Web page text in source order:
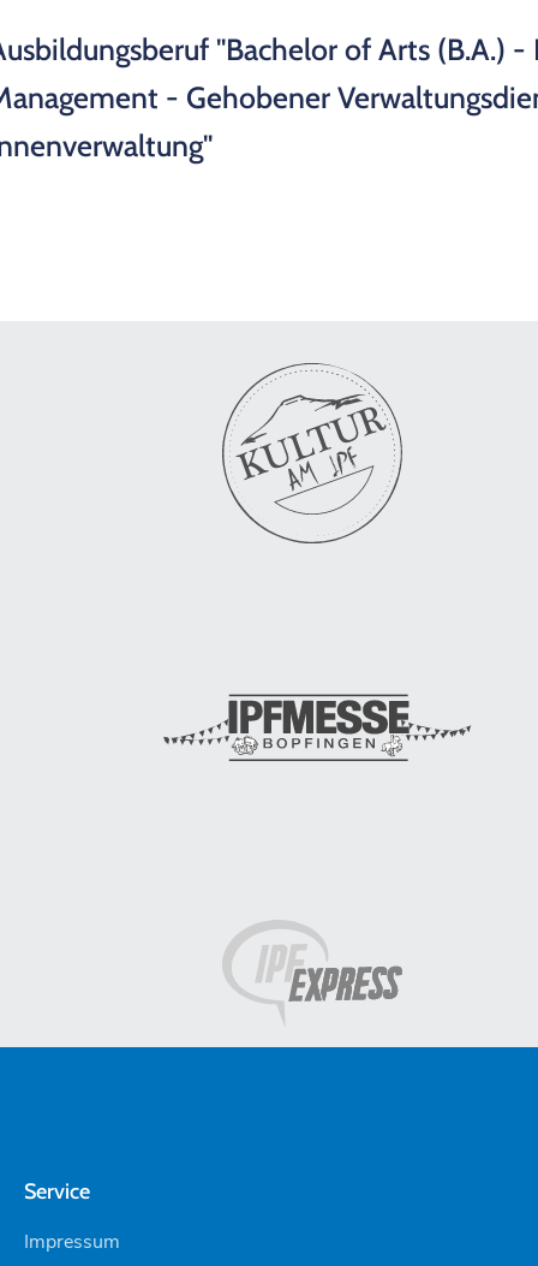
"Bachelor of Arts (B.A.) -
- Gehobener
Service
Impressum